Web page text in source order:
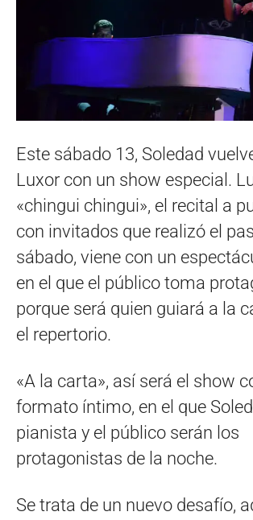
Este sábado 13, Soledad
Luxor con un show especial.
«chingui chingui», el recital a
con invitados que realizó el
sábado, viene con un
en el que el público toma
porque será quien guiará a la
el repertorio.
«A la carta», así será el show
formato íntimo, en el que
pianista y el público serán los
protagonistas de la noche.
Se trata de un nuevo desafío,